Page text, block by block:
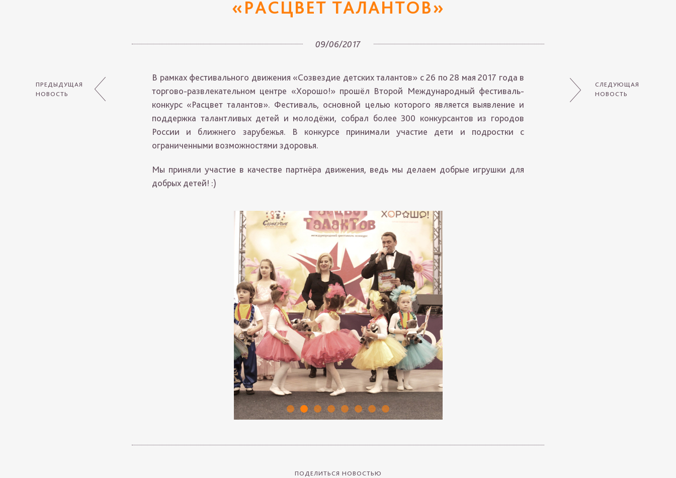
ПРЕДЫДУЩАЯ
НОВОСТЬ
СЛЕДУЮЩАЯ
НОВОСТЬ
«РАСЦВЕТ ТАЛАНТОВ»
09/06/2017
В рамках фестивального движения «Созвездие детских талантов» с 26 по 28 мая 2017 года в
торгово-развлекательном центре «Хорошо!» прошёл Второй Международный фестиваль-
конкурс «Расцвет талантов». Фестиваль, основной целью которого является выявление и
поддержка талантливых детей и молодёжи, собрал более 300 конкурсантов из городов
России и ближнего зарубежья. В конкурсе принимали участие дети и подростки с
ограниченными возможностями здоровья.
Мы приняли участие в качестве партнёра движения, ведь мы делаем добрые игрушки для
добрых детей! :)
ПОДЕЛИТЬСЯ НОВОСТЬЮ